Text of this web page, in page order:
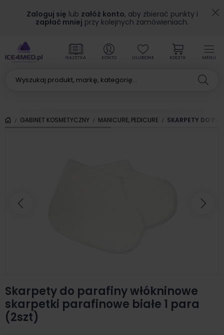
Zaloguj się lub załóż konto, aby zbierać punkty i
zapłać mniej przy kolejnych zamówieniach.
MENU
GAZETKA KONTO ULUBIONE KOSZYK
GABINET KOSMETYCZNY MANICURE, PEDICURE SKARPETY DO
Poprzedni
Skarpety do parafiny włókninowe
skarpetki parafinowe białe 1 para
(2szt)